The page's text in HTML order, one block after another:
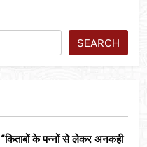
SEARCH
“किताबों के पन्नों से लेकर अनकही